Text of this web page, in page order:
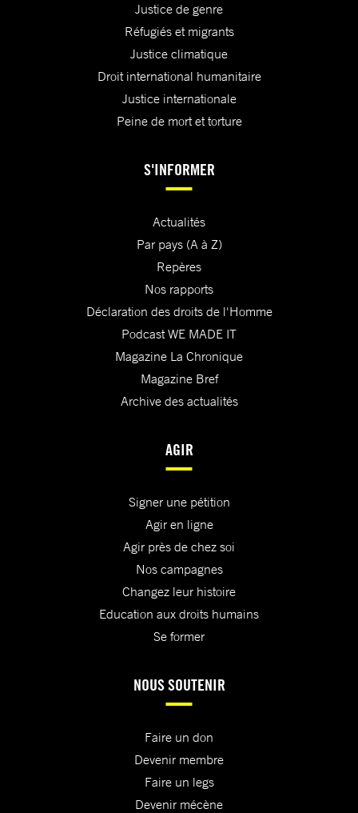
Justice de genre
Réfugiés et migrants
Justice climatique
Droit international humanitaire
Justice internationale
Peine de mort et torture
S'INFORMER
Actualités
Par pays (A à Z)
Repères
Nos rapports
Déclaration des droits de l'Homme
Podcast WE MADE IT
Magazine La Chronique
Magazine Bref
Archive des actualités
AGIR
Signer une pétition
Agir en ligne
Agir près de chez soi
Nos campagnes
Changez leur histoire
Education aux droits humains
Se former
NOUS SOUTENIR
Faire un don
Devenir membre
Faire un legs
Devenir mécène